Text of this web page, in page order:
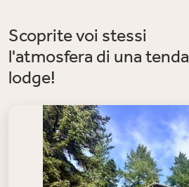
Scoprite voi stessi
l'atmosfera di una tenda
lodge!